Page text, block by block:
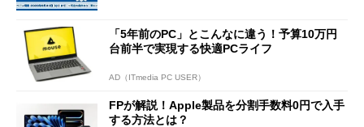
「5年前のPC」とこんなに違う！予算10万円
台前半で実現する快適PCライフ
AD（ITmedia PC USER）
FPが解説！Apple製品を分割手数料0円で入手
する方法とは？